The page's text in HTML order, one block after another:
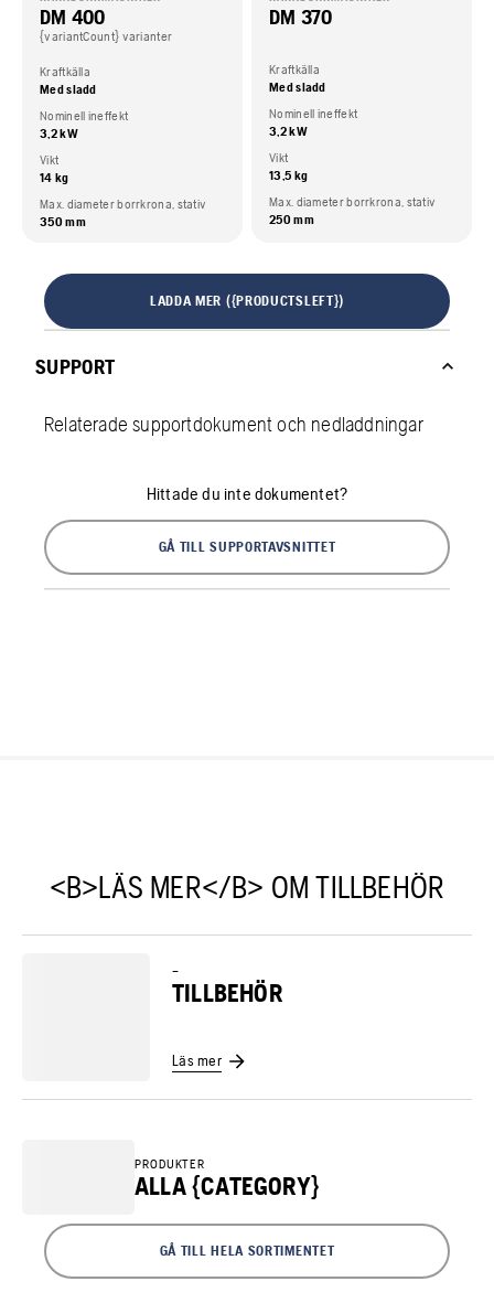
DM 400
{variantCount} varianter
Kraftkälla
Med sladd
Nominell ineffekt
3,2 kW
Vikt
14 kg
Max. diameter borrkrona, stativ
350 mm
DM 370
Kraftkälla
Med sladd
Nominell ineffekt
3,2 kW
Vikt
13,5 kg
Max. diameter borrkrona, stativ
250 mm
LADDA MER ({PRODUCTSLEFT})
SUPPORT
Relaterade supportdokument och nedladdningar
Hittade du inte dokumentet?
GÅ TILL SUPPORTAVSNITTET
<B>LÄS MER</B> OM TILLBEHÖR
–
TILLBEHÖR
Läs mer
PRODUKTER
ALLA {CATEGORY}
GÅ TILL HELA SORTIMENTET